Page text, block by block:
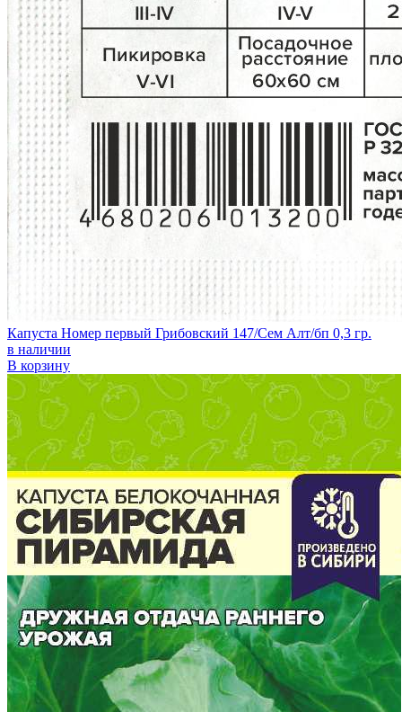
Капуста Номер первый Грибовский 147/Сем Алт/бп 0,3 гр.
в наличии
В корзину